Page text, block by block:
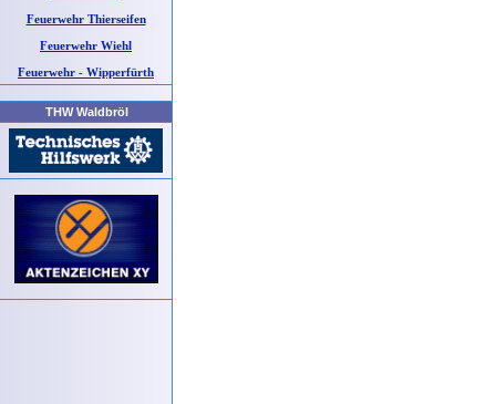
Feuerwehr Thierseifen
Feuerwehr Wiehl
Feuerwehr - Wipperfürth
THW Waldbröl